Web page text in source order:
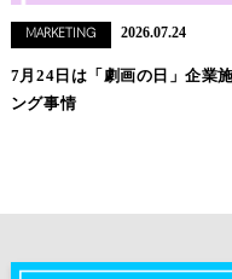
MARKETING 2026.07.24
7月24日は「劇画の日」企業
ング事情